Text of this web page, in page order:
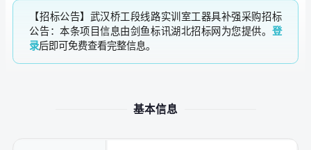
【招标公告】武汉桥工段线路实训室工器具补强采购招标
公告：本条项目信息由剑鱼标讯湖北招标网为您提供。 登
录后即可免费查看完整信息。
基本信息